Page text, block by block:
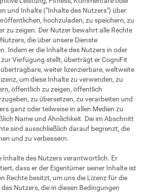
und Inhalte ("Inhalte des Nutzers") über
hochzuladen, zu speichern, zu
zu zeigen. Der Nutzer bewahrt alle Rechte
die über unsere Dienste
Indem er die Inhalte des Nutzers in oder
zur Verfügung stellt, überträgt er CogniFit
weiter lizenzierbare, weltweite
um diese Inhalte zu verwenden, zu
öffentlich zu zeigen, öffentlich
zu übersetzen, zu verarbeiten und
ganz oder teilweise in allen Medien zu
Name und Ähnlichkeit. Die im Abschnitt
sind ausschließlich darauf begrenzt, die
und zu verbessern.
Inhalte des Nutzers verantwortlich. Er
dass er der Eigentümer seiner Inhalte ist
Rechte besitzt, um uns die Lizenz für die
Nutzers, die in diesen Bedingungen